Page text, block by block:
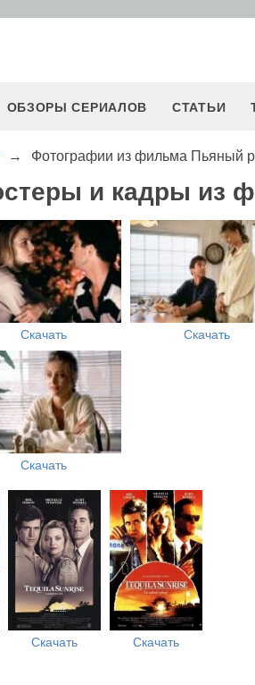
ОБЗОРЫ СЕРИАЛОВ СТАТЬИ
→ Фотографии из фильма Пьяный
и кадры из
Скачать Скачать
Скачать
Скачать Скачать